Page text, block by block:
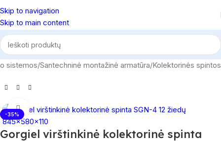
Skip to navigation
Skip to main content
sistemos/Santechninė montažinė armatūra/Kolektorinės spintos
-35%
Spustelėkite, norėdami padidinti
Gorgiel virštinkinė kolektorinė spinta